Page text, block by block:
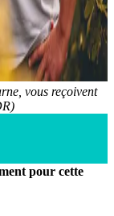
vous reçoivent
pour cette